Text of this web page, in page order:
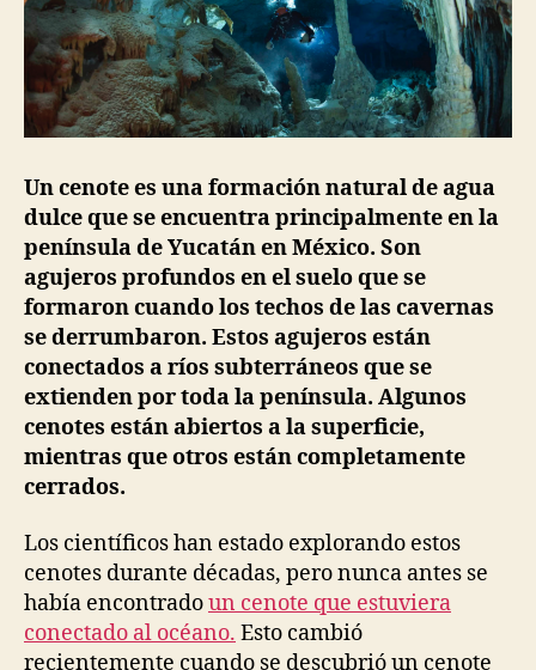
Un cenote es una formación natural de agua
dulce que se encuentra principalmente en la
península de Yucatán en México. Son
agujeros profundos en el suelo que se
formaron cuando los techos de las cavernas
se derrumbaron. Estos agujeros están
conectados a ríos subterráneos que se
extienden por toda la península. Algunos
cenotes están abiertos a la superficie,
mientras que otros están completamente
cerrados.
Los científicos han estado explorando estos
cenotes durante décadas, pero nunca antes se
había encontradoun cenote que estuviera
conectado al océano. Esto cambió
recientemente cuando se descubrió un cenote